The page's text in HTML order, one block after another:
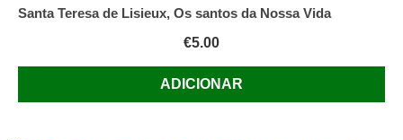
Santa Teresa de Lisieux, Os santos da Nossa Vida
€5.00
ADICIONAR